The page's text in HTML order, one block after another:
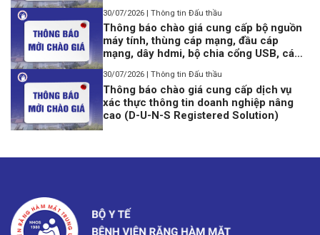
30/07/2026 | Thông tin Đấu thầu
Thông báo chào giá cung cấp bộ nguồn
máy tính, thùng cáp mạng, đầu cáp
mạng, dây hdmi, bộ chia cổng USB, cáp
30/07/2026 | Thông tin Đấu thầu
Thông báo chào giá cung cấp dịch vụ
xác thực thông tin doanh nghiệp nâng
cao (D-U-N-S Registered Solution)